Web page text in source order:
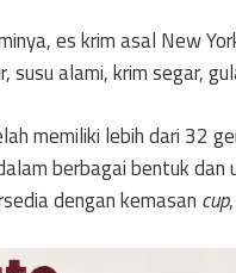
es krim asal New
alami, krim segar,
memiliki lebih dari 32
berbagai bentuk dan
dengan kemasan cup